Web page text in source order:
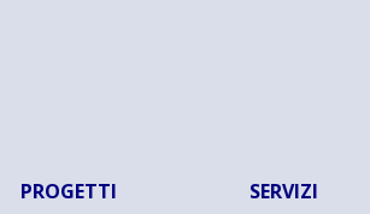
PROGETTI SERVIZI